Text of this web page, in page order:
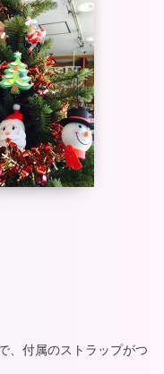
、付属のストラップがつ